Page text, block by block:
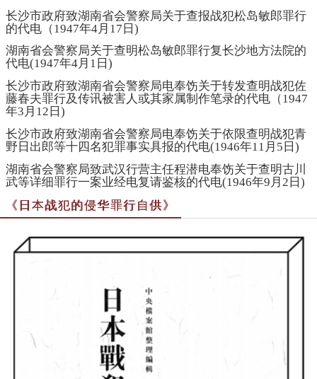
（1947年4月17日)
长沙市政府致湖南省会警察局关于查报战犯松岛敏郎罪行
的代电（1947年4月17日)
湖南省会警察局关于查明松岛敏郎罪行复长沙地方法院的
代电(1947年4月1日)
长沙市政府致湖南省会警察局电奉饬关于转发查明战犯佐
藤春夫罪行及传讯被害人或其家属制作笔录的代电（1947
年3月12日)
长沙市政府致湖南省会警察局电奉饬关于依限查明战犯青
野日出郎等十四名犯罪事实具报的代电(1946年11月5日)
湖南省会警察局致武汉行营主任程潜电奉饬关于查明古川
武等详细罪行一案业经电复请鉴核的代电(1946年9月2日)
《日本战犯的侵华罪行自供》